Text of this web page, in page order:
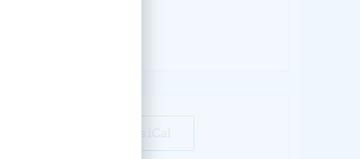
+ Exporter vers iCal